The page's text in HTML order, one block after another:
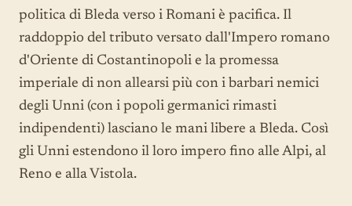
politica di Bleda verso i Romani è pacifica. Il
raddoppio del tributo versato dall'Impero romano
d'Oriente di Costantinopoli e la promessa
imperiale di non allearsi più con i barbari nemici
degli Unni (con i popoli germanici rimasti
indipendenti) lasciano le mani libere a Bleda. Così
gli Unni estendono il loro impero fino alle Alpi, al
Reno e alla Vistola.